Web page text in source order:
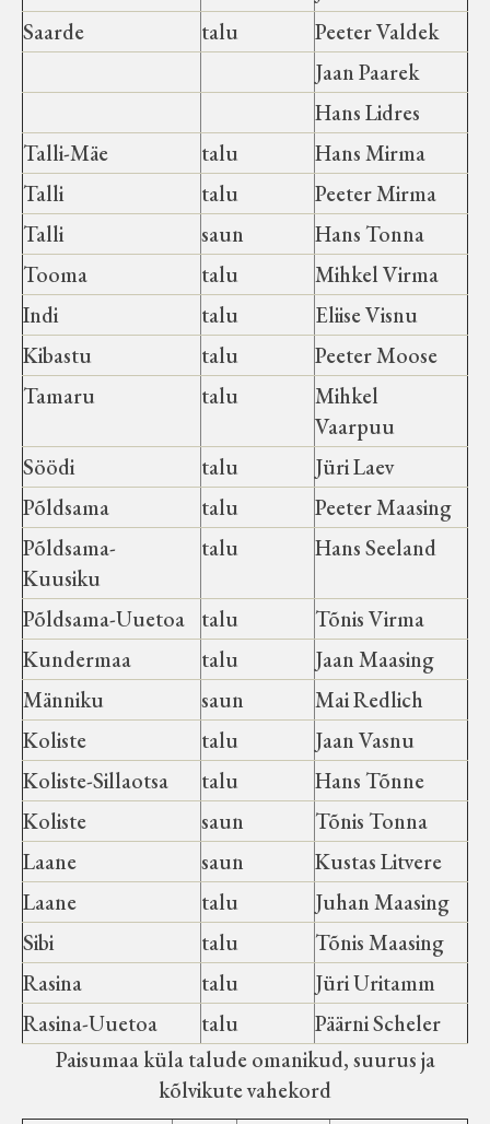
Saarde
talu
Peeter Valdek
Jaan Paarek
Hans Lidres
Talli-Mäe
talu
Hans Mirma
Talli
talu
Peeter Mirma
Talli
saun
Hans Tonna
Tooma
talu
Mihkel Virma
Indi
talu
Eliise Visnu
Kibastu
talu
Peeter Moose
Tamaru
talu
Mihkel
Vaarpuu
Söödi
talu
Jüri Laev
Põldsama
talu
Peeter Maasing
Põldsama-
Kuusiku
talu Hans Seeland
Põldsama-Uuetoa talu
Tõnis Virma
Kundermaa
talu
Jaan Maasing
Männiku
saun
Mai Redlich
Koliste
talu
Jaan Vasnu
Koliste-Sillaotsa
talu
Hans Tõnne
Koliste
saun
Tõnis Tonna
Laane
saun
Kustas Litvere
Laane
talu
Juhan Maasing
Sibi
talu
Tõnis Maasing
Rasina
talu
Jüri Uritamm
Rasina-Uuetoa
talu
Päärni Scheler
Paisumaa küla talude omanikud, suurus ja
kõlvikute vahekord